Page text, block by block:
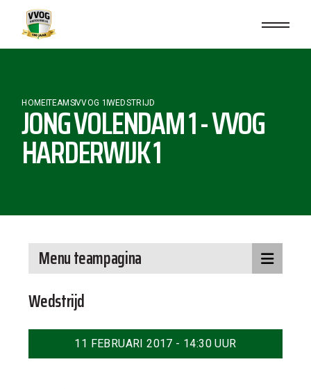
HOMETEAMSVVOG 1 WEDSTRIJD
JONG VOLENDAM 1 - VVOG
HARDERWIJK 1
Wedstrijd
11 FEBRUARI 2017 - 14:30 UUR
Menu teampagina